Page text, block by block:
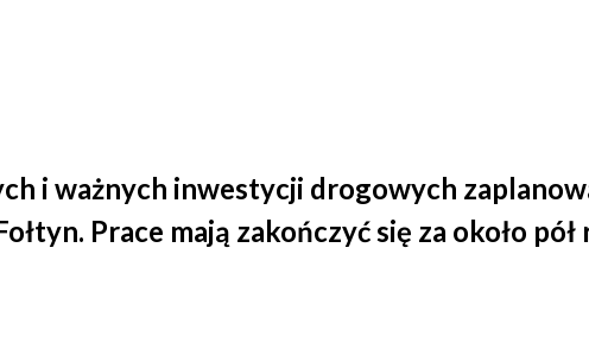
i ważnych inwestycji drogowych
Prace mają zakończyć się za około pół